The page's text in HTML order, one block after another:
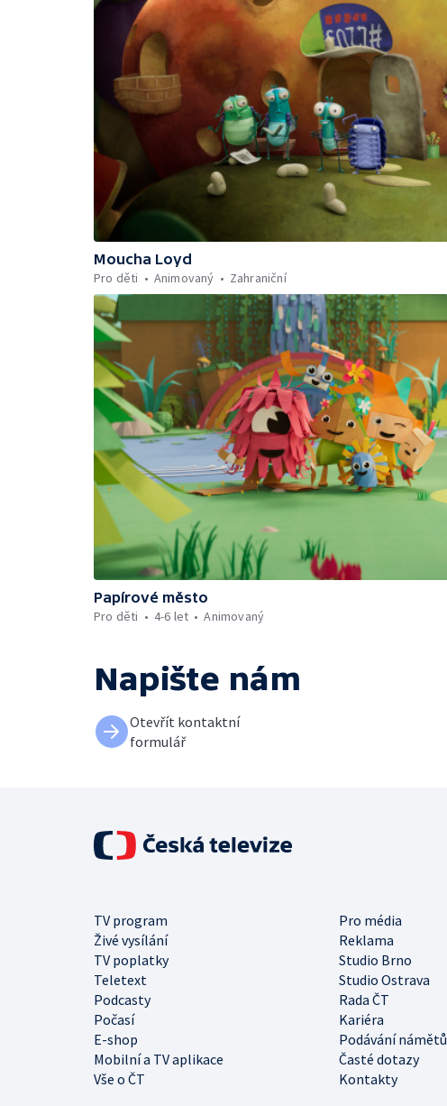
Moucha Loyd
Pro děti
Animovaný Zahraniční
Papírové město
Pro děti
4-6 let Animovaný
Napište nám
Otevřít kontaktní
formulář
TV program
Pro média
Živé vysílání
Reklama
TV poplatky
Studio Brno
Teletext
Studio Ostrava
Podcasty
Rada ČT
Počasí
Kariéra
E-shop
Podávání námětů
Mobilní a TV aplikace
Časté dotazy
Vše o ČT
Kontakty